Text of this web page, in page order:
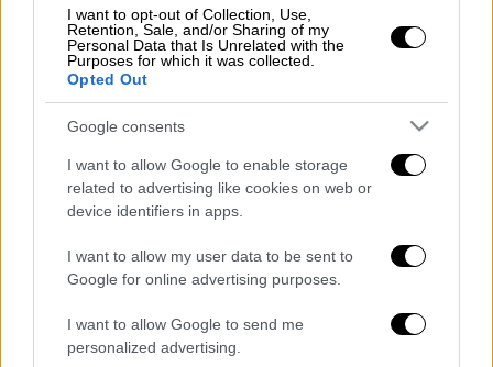
I want to opt-out of Collection, Use,
Retention, Sale, and/or Sharing of my
Personal Data that Is Unrelated with the
Purposes for which it was collected.
Opted Out
Google consents
I want to allow Google to enable storage
related to advertising like cookies on web or
device identifiers in apps.
I want to allow my user data to be sent to
Google for online advertising purposes.
I want to allow Google to send me
personalized advertising.
Η ανατροπή στη μεταξύ τους σχέση
Η 24χρονη, η οποία φαίνεται να εμπλέκεται
με τη δολοφονία 5 παιδιών, σε live βίντεο
γνώριζε τις
αδελφές Πισπιρίγκου . Μάλιστα, όπως
ανέφερε χαρακτηριστικά: «
και σηκώθηκα και έφυγα».
Σε προηγούμενες δηλώσεις της, η Ειρήνη
Μουρτζούκου είχε διαψεύσει ότι είχε